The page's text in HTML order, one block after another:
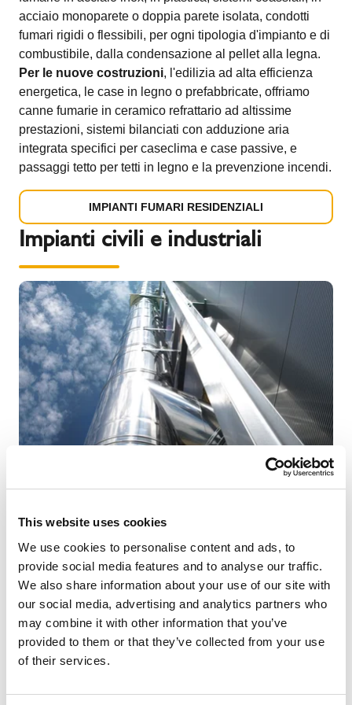
This website uses cookies
We use cookies to personalise content and ads, to
provide social media features and to analyse our traffic.
We also share information about your use of our site with
our social media, advertising and analytics partners who
may combine it with other information that you’ve
provided to them or that they’ve collected from your use
of their services.
acciaio monoparete o doppia parete isolata, condotti
fumari rigidi o flessibili, per ogni tipologia d'impianto e di
combustibile, dalla condensazione al pellet alla legna.
Per le nuove costruzioni, l'edilizia ad alta efficienza
energetica, le case in legno o prefabbricate, offriamo
canne fumarie in ceramico refrattario ad altissime
prestazioni, sistemi bilanciati con adduzione aria
integrata specifici per caseclima e case passive, e
passaggi tetto per tetti in legno e la prevenzione incendi.
IMPIANTI FUMARI RESIDENZIALI
Impianti civili e industriali
specializzate soluzioni per i più complessi impianti
fumari nel settore civile ed industriale: centrali termiche,
gruppi elettrogeni, motopompe antincendio, forni, motori,
gruppi di continuità, generatori diesel o impianti a
biomassa,canne fumarie studiate e progettate per
edifici pubblici o commerciali- scuole, uffici, ospedali,
logistiche, capannoni, negozi o centri commerciali,
aeroporti, stazioni - e per